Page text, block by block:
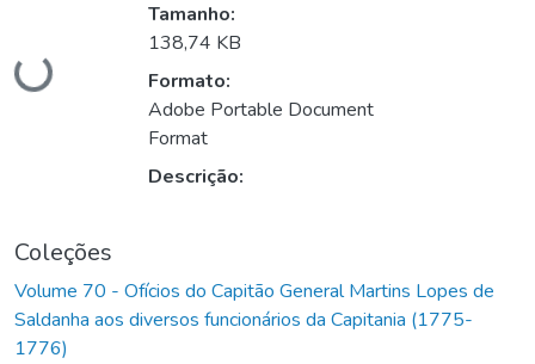
Carregando...
Tamanho:
138,74 KB
Formato:
Adobe Portable Document
Format
Descrição:
Coleções
Volume 70 - Ofícios do Capitão General Martins Lopes de
Saldanha aos diversos funcionários da Capitania (1775-
1776)